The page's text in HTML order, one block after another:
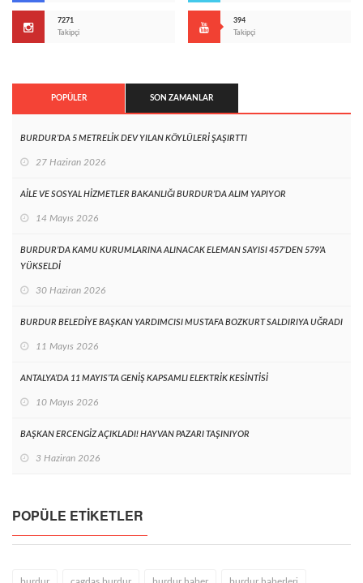
7271
Takipçi
394
Takipçi
POPÜLER SON ZAMANLAR
BURDUR’DA 5 METRELİK DEV YILAN KÖYLÜLERİ ŞAŞIRTTI
27 Haziran 2026
AİLE VE SOSYAL HİZMETLER BAKANLIĞI BURDUR’DA ALIM YAPIYOR
14 Mayıs 2026
BURDUR’DA KAMU KURUMLARINA ALINACAK ELEMAN SAYISI 457’DEN 579’A
YÜKSELDİ
30 Haziran 2026
BURDUR BELEDİYE BAŞKAN YARDIMCISI MUSTAFA BOZKURT SALDIRIYA UĞRADI
11 Mayıs 2026
ANTALYA’DA 11 MAYIS’TA GENİŞ KAPSAMLI ELEKTRİK KESİNTİSİ
10 Mayıs 2026
BAŞKAN ERCENGİZ AÇIKLADI! HAYVAN PAZARI TAŞINIYOR
3 Haziran 2026
POPÜLE ETIKETLER